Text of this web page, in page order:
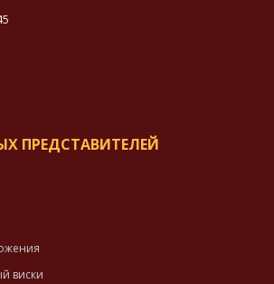
ПРЕДСТАВИТЕЛЕЙ
виски